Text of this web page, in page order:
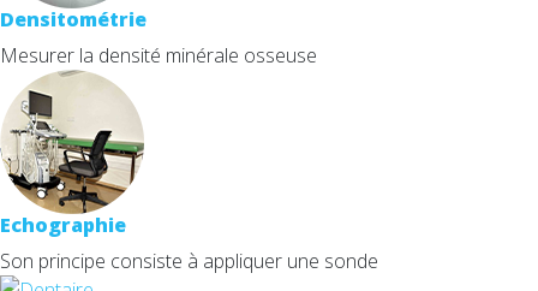
Densitométrie
Mesurer la densité minérale osseuse
Echographie
Son principe consiste à appliquer une sonde